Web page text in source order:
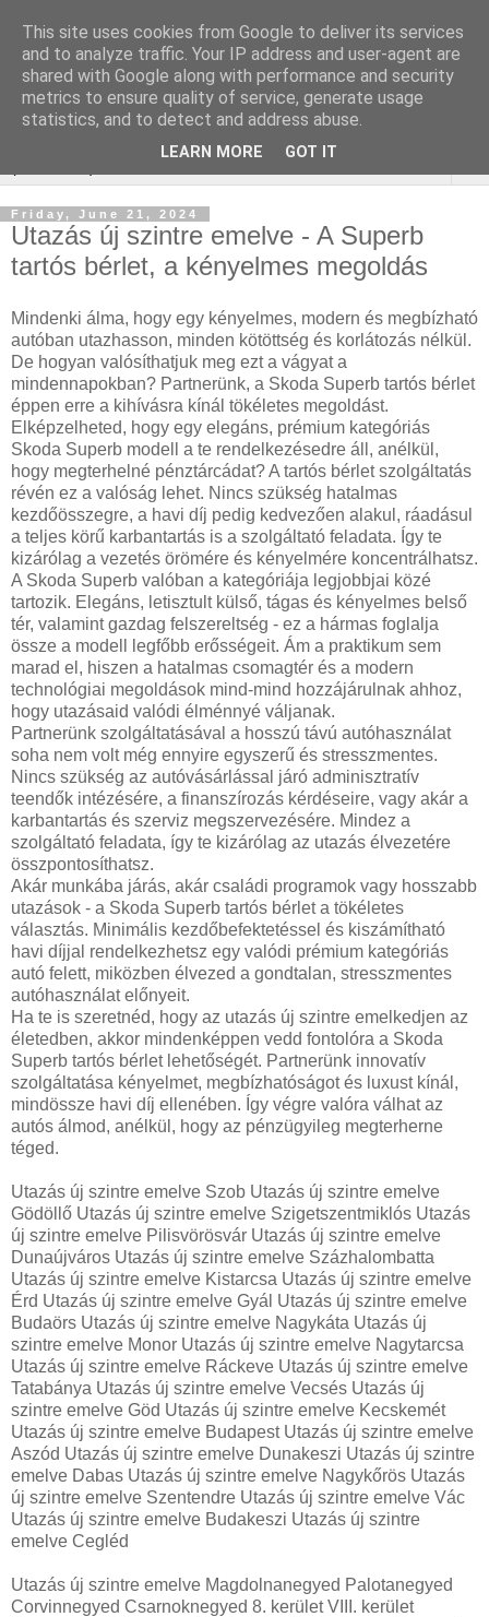
Online marketing Bor
webáruház
Friday, June 21, 2024
Utazás új szintre emelve - A Superb
tartós bérlet, a kényelmes megoldás
Mindenki álma, hogy egy kényelmes, modern és megbízható
autóban utazhasson, minden kötöttség és korlátozás nélkül.
De hogyan valósíthatjuk meg ezt a vágyat a
mindennapokban? Partnerünk, a Skoda Superb tartós bérlet
éppen erre a kihívásra kínál tökéletes megoldást.
Elképzelheted, hogy egy elegáns, prémium kategóriás
Skoda Superb modell a te rendelkezésedre áll, anélkül,
hogy megterhelné pénztárcádat? A tartós bérlet szolgáltatás
révén ez a valóság lehet. Nincs szükség hatalmas
kezdőösszegre, a havi díj pedig kedvezően alakul, ráadásul
a teljes körű karbantartás is a szolgáltató feladata. Így te
kizárólag a vezetés örömére és kényelmére koncentrálhatsz.
A Skoda Superb valóban a kategóriája legjobbjai közé
tartozik. Elegáns, letisztult külső, tágas és kényelmes belső
tér, valamint gazdag felszereltség - ez a hármas foglalja
össze a modell legfőbb erősségeit. Ám a praktikum sem
marad el, hiszen a hatalmas csomagtér és a modern
technológiai megoldások mind-mind hozzájárulnak ahhoz,
hogy utazásaid valódi élménnyé váljanak.
Partnerünk szolgáltatásával a hosszú távú autóhasználat
soha nem volt még ennyire egyszerű és stresszmentes.
Nincs szükség az autóvásárlással járó adminisztratív
teendők intézésére, a finanszírozás kérdéseire, vagy akár a
karbantartás és szerviz megszervezésére. Mindez a
szolgáltató feladata, így te kizárólag az utazás élvezetére
összpontosíthatsz.
Akár munkába járás, akár családi programok vagy hosszabb
utazások - a Skoda Superb tartós bérlet a tökéletes
választás. Minimális kezdőbefektetéssel és kiszámítható
havi díjjal rendelkezhetsz egy valódi prémium kategóriás
autó felett, miközben élvezed a gondtalan, stresszmentes
autóhasználat előnyeit.
Ha te is szeretnéd, hogy az utazás új szintre emelkedjen az
életedben, akkor mindenképpen vedd fontolóra a Skoda
Superb tartós bérlet lehetőségét. Partnerünk innovatív
szolgáltatása kényelmet, megbízhatóságot és luxust kínál,
mindössze havi díj ellenében. Így végre valóra válhat az
autós álmod, anélkül, hogy az pénzügyileg megterherne
téged.
Utazás új szintre emelve Szob Utazás új szintre emelve
Gödöllő Utazás új szintre emelve Szigetszentmiklós Utazás
új szintre emelve Pilisvörösvár Utazás új szintre emelve
Dunaújváros Utazás új szintre emelve Százhalombatta
Utazás új szintre emelve Kistarcsa Utazás új szintre emelve
Érd Utazás új szintre emelve Gyál Utazás új szintre emelve
Budaörs Utazás új szintre emelve Nagykáta Utazás új
szintre emelve Monor Utazás új szintre emelve Nagytarcsa
Utazás új szintre emelve Ráckeve Utazás új szintre emelve
Tatabánya Utazás új szintre emelve Vecsés Utazás új
szintre emelve Göd Utazás új szintre emelve Kecskemét
Utazás új szintre emelve Budapest Utazás új szintre emelve
Aszód Utazás új szintre emelve Dunakeszi Utazás új szintre
emelve Dabas Utazás új szintre emelve Nagykőrös Utazás
új szintre emelve Szentendre Utazás új szintre emelve Vác
Utazás új szintre emelve Budakeszi Utazás új szintre
emelve Cegléd
Utazás új szintre emelve Magdolnanegyed Palotanegyed
Corvinnegyed Csarnoknegyed 8. kerület VIII. kerület
This site uses cookies from Google to deliver its services
and to analyze traffic. Your IP address and user-agent are
shared with Google along with performance and security
metrics to ensure quality of service, generate usage
statistics, and to detect and address abuse.
LEARN MORE GOT IT